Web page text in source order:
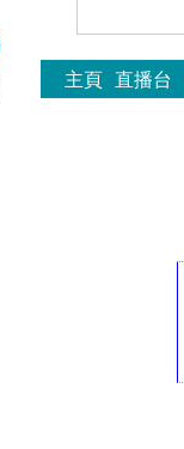
主頁 直播台